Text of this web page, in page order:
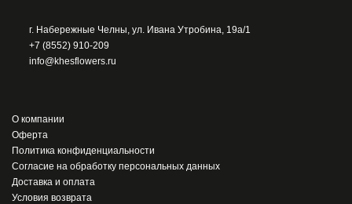
г. Набережные Челны, ул. Ивана Утробина, 19а/1
+7 (8552) 910-209
info@khesflowers.ru
О компании
Оферта
Политика конфиденциальности
Согласие на обработку персональных данных
Доставка и оплата
Условия возврата